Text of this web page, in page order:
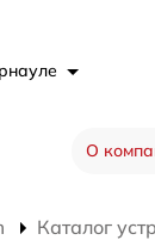
О
Каталог